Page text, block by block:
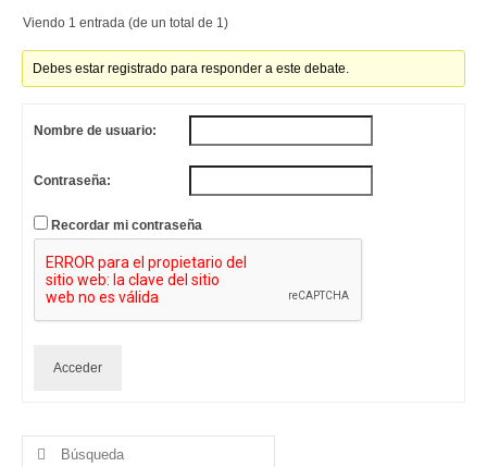
Viendo 1 entrada (de un total de 1)
Debes estar registrado para responder a este debate.
Nombre de usuario:
Contraseña:
Recordar mi contraseña
Acceder
Buscar